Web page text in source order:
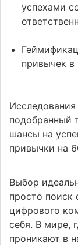
успехами
привычек в
подобранный
шансы на
привычки на
Выбор
просто поиск
цифрового
себя. В мире,
проникают в